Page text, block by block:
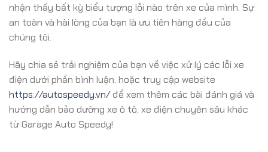
nhận thấy bất kỳ biểu tượng lỗi nào trên xe của mình. Sự
an toàn và hài lòng của bạn là ưu tiên hàng đầu của
chúng tôi.
Hãy chia sẻ trải nghiệm của bạn về việc xử lý các lỗi xe
điện dưới phần bình luận, hoặc truy cập website
https://autospeedy.vn/để xem thêm các bài đánh giá và
hướng dẫn bảo dưỡng xe ô tô, xe điện chuyên sâu khác
từ Garage Auto Speedy!